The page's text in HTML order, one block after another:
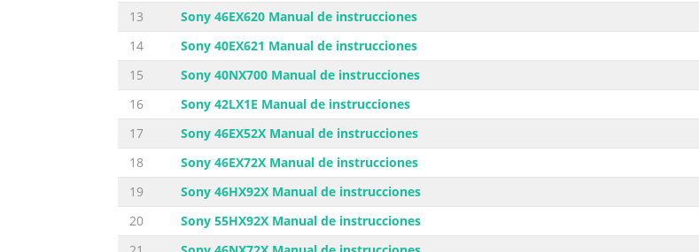
13
Sony 46EX620 Manual de instrucciones
14
Sony 40EX621 Manual de instrucciones
15
Sony 40NX700 Manual de instrucciones
16
Sony 42LX1E Manual de instrucciones
17
Sony 46EX52X Manual de instrucciones
18
Sony 46EX72X Manual de instrucciones
19
Sony 46HX92X Manual de instrucciones
20
Sony 55HX92X Manual de instrucciones